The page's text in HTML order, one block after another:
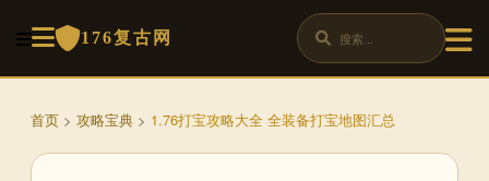
176复古网
首页 > 攻略宝典 > 1.76打宝攻略大全 全装备打宝地图汇总